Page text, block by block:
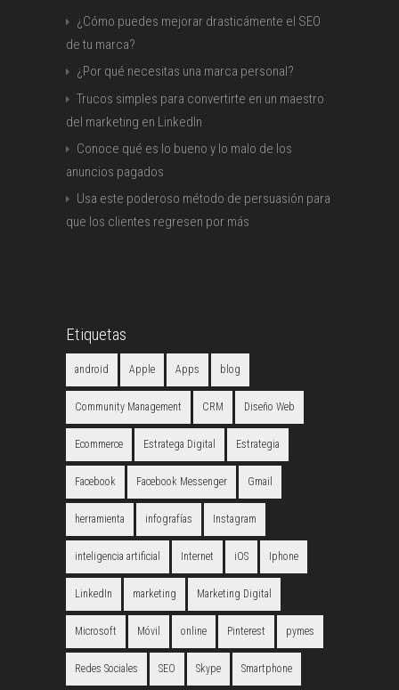
¿Cómo puedes mejorar drasticámente el SEO
de tu marca?
¿Por qué necesitas una marca personal?
Trucos simples para convertirte en un maestro
del marketing en LinkedIn
Conoce qué es lo bueno y lo malo de los
anuncios pagados
Usa este poderoso método de persuasión para
que los clientes regresen por más
Etiquetas
android Apple Apps blog
Community Management CRM Diseño Web
Ecommerce Estratega Digital Estrategia
Facebook Facebook Messenger Gmail
herramienta infografías Instagram
inteligencia artificial Internet iOS Iphone
LinkedIn marketing Marketing Digital
Microsoft Móvil online Pinterest pymes
Redes Sociales SEO Skype Smartphone